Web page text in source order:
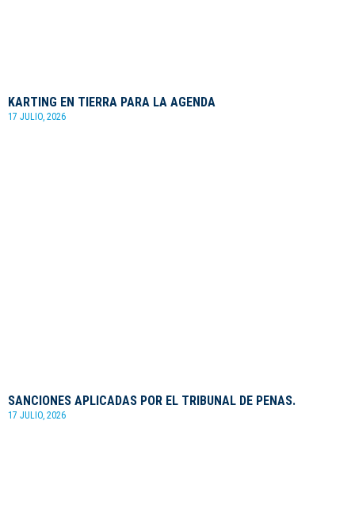
KARTING EN TIERRA PARA LA AGENDA
17 JULIO, 2026
SANCIONES APLICADAS POR EL TRIBUNAL DE PENAS.
17 JULIO, 2026